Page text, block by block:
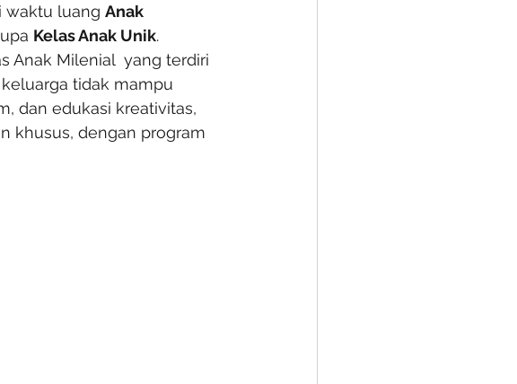
waktu luang Anak
Kelas Anak Unik.
Anak Milenial  yang terdiri
tidak mampu
dan edukasi kreativitas,
khusus, dengan program